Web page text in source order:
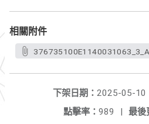
相關附件
下架日期： 2025-05-10
最後
點擊率： 989 |